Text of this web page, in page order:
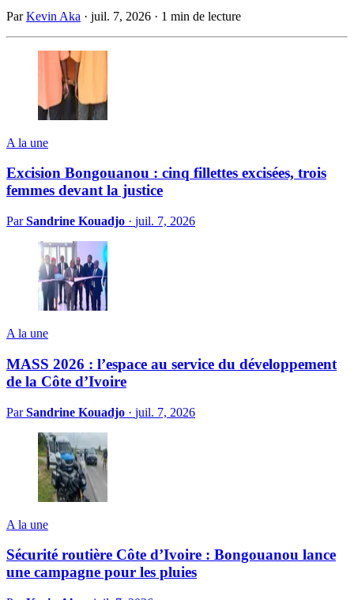
ParKevin Aka · juil. 7, 2026 · 1 min de lecture
A la une
Excision Bongouanou : cinq fillettes excisées, trois
femmes devant la justice
ParSandrine Kouadjo · juil. 7, 2026
A la une
MASS 2026 : l’espace au service du développement
de la Côte d’Ivoire
ParSandrine Kouadjo · juil. 7, 2026
A la une
Sécurité routière Côte d’Ivoire : Bongouanou lance
une campagne pour les pluies